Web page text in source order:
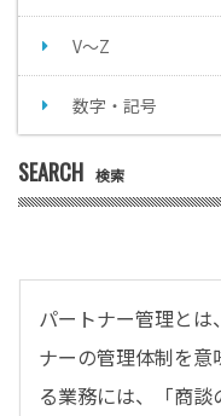
V～Z
数字・記号
SEARCH 検索
パートナー管理と
ナーの管理体制を
る業務には、「商